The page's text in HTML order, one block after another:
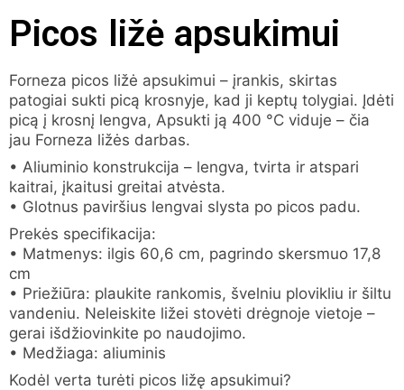
Picos ližė apsukimui
Forneza picos ližė apsukimui – įrankis, skirtas
patogiai sukti picą krosnyje, kad ji keptų tolygiai. Įdėti
picą į krosnį lengva, Apsukti ją 400 °C viduje – čia
jau Forneza ližės darbas.
• Aliuminio konstrukcija – lengva, tvirta ir atspari
kaitrai, įkaitusi greitai atvėsta.
• Glotnus paviršius lengvai slysta po picos padu.
Prekės specifikacija:
• Matmenys: ilgis 60,6 cm, pagrindo skersmuo 17,8
cm
• Priežiūra: plaukite rankomis, švelniu plovikliu ir šiltu
vandeniu. Neleiskite ližei stovėti drėgnoje vietoje –
gerai išdžiovinkite po naudojimo.
• Medžiaga: aliuminis
Kodėl verta turėti picos ližę apsukimui?